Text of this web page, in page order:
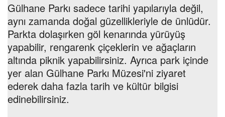
Gülhane Parkı sadece tarihi yapılarıyla değil,
aynı zamanda doğal güzellikleriyle de ünlüdür.
Parkta dolaşırken göl kenarında yürüyüş
yapabilir, rengarenk çiçeklerin ve ağaçların
altında piknik yapabilirsiniz. Ayrıca park içinde
yer alan Gülhane Parkı Müzesi'ni ziyaret
ederek daha fazla tarih ve kültür bilgisi
edinebilirsiniz.